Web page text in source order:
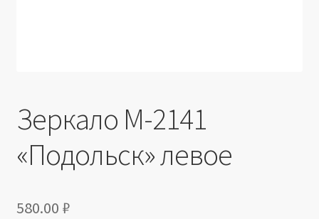
Зеркало М-2141
«Подольск» левое
580.00 ₽